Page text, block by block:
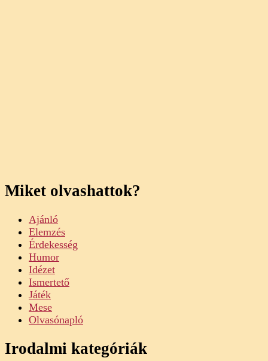
Miket olvashattok?
Ajánló
Elemzés
Érdekesség
Humor
Idézet
Ismertető
Játék
Mese
Olvasónapló
Irodalmi kategóriák